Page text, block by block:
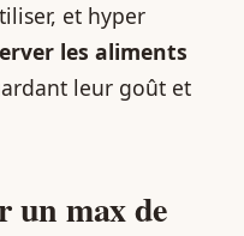
et hyper
les aliments
leur goût et
un max de